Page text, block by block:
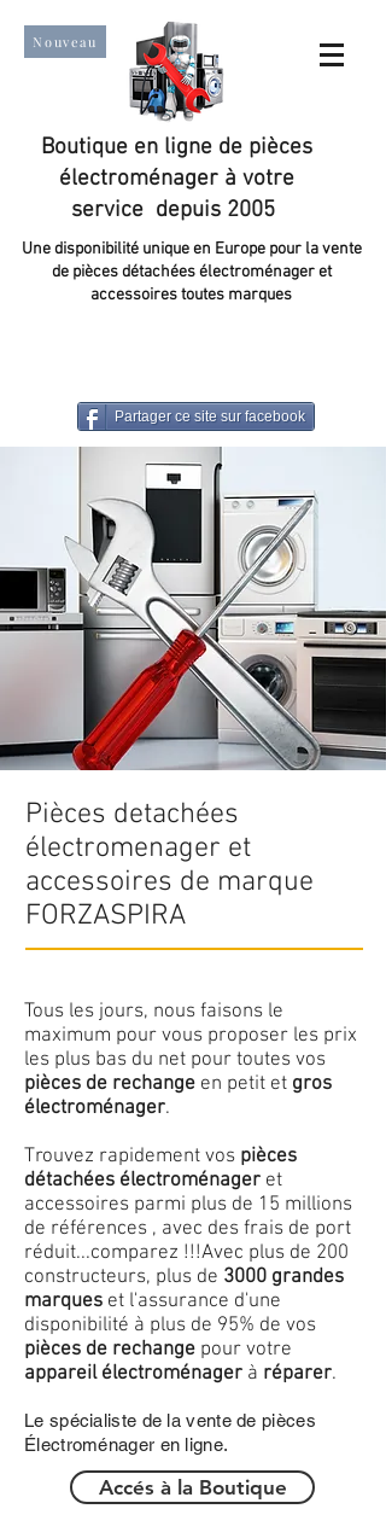
Nouveau
Boutique en ligne de pièces
électroménager à votre
service depuis 2005
Une disponibilité unique en Europe pour la vente
de pièces détachées électroménager et
accessoires toutes marques
Partager ce site sur facebook
Pièces detachées
électromenager et
accessoires de marque
FORZASPIRA
Tous les jours, nous faisons le
maximum pour vous proposer les prix
les plus bas du net pour toutes vos
pièces de rechange en petit et gros
électroménager.
Trouvez rapidement vos pièces
détachées électroménager et
accessoires parmi plus de 15 millions
de références , avec des frais de port
réduit...comparez !!!Avec plus de 200
constructeurs, plus de 3000 grandes
marques et l'assurance d'une
disponibilité à plus de 95% de vos
pièces de rechange pour votre
appareil électroménager à réparer.
Le spécialiste de la vente de pièces
Électroménager en ligne.
Accés à la Boutique